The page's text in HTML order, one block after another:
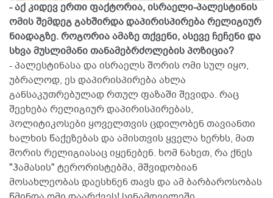
- აქ კიდევ ერთი ფაქტორია, ისრაელი-პალესტინის
ომის შემდეგ გახშირდა დაპირისპირება რელიგიურ
ნიადაგზე. როგორია ამაზე თქვენი, ასევე ჩეჩენი და
სხვა მუსლიმანი თანამებრძოლების პოზიცია?
- პალესტინასა და ისრაელს შორის ომი სულ იყო,
უბრალოდ, ეს დაპირისპირება ახლა
განსაკუთრებულად რთულ ფაზაში შევიდა. რაც
შეეხება რელიგიურ დაპირისპირებას,
პოლიტიკოსები ყოველთვის ცდილობენ თავიანთი
ხალხის წაქეზებას და ამისთვის ყველა ხერხს, მათ
შორის რელიგიასაც იყენებენ. ხომ ნახეთ, რა ქნეს
"ჰამასის" ტერორისტებმა, მშვიდობიან
მოსახლეობას დაესხნენ თავს და ამ ბარბაროსობას